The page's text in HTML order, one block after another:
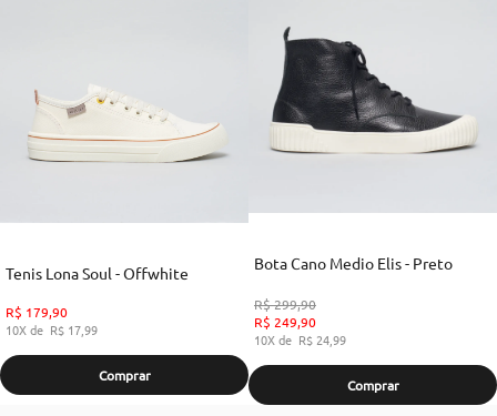
Tenis Lona Soul - Offwhite
R$ 179,90
10
R$ 17,99
Comprar
Bota Cano Medio Elis - Preto
R$299,90
R$ 249,90
10
R$ 24,99
Comprar